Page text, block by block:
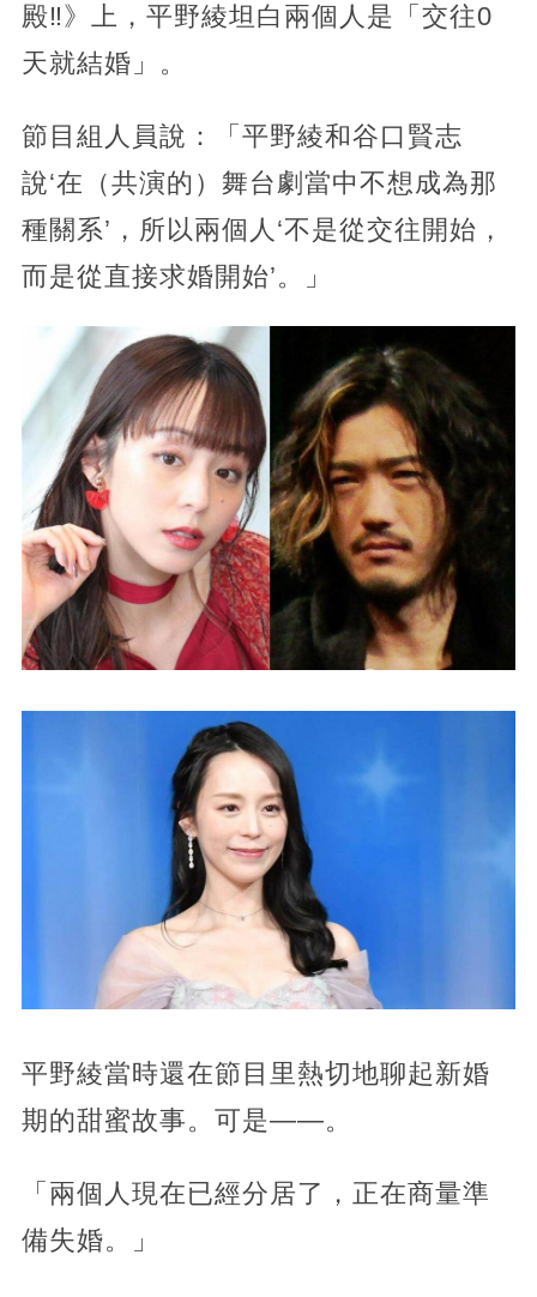
殿‼》上，平野綾坦白兩個人是「交往0
天就結婚」。
節目組人員說：「平野綾和谷口賢志
說‘在（共演的）舞台劇當中不想成為那
種關系’，所以兩個人‘不是從交往開始，
而是從直接求婚開始’。」
平野綾當時還在節目里熱切地聊起新婚
期的甜蜜故事。可是——。
「兩個人現在已經分居了，正在商量準
備失婚。」